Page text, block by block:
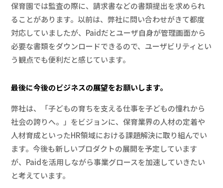
保育園では監査の際に、請求書などの書類提出を求められ
ることがあります。以前は、弊社に問い合わせがきて都度
対応していましたが、Paidだとユーザ自身が管理画面から
必要な書類をダウンロードできるので、ユーザビリティとい
う観点でも便利だと感じています。
最後に今後のビジネスの展望をお願いします。
弊社は、「子どもの育ちを支える仕事を子どもの憧れから
社会の誇りへ。」をビジョンに、保育業界の人材の定着や
人材育成といったHR領域における課題解決に取り組んでい
ます。今後も新しいプロダクトの展開を予定しています
が、Paidを活用しながら事業グロースを加速していきたい
と考えています。